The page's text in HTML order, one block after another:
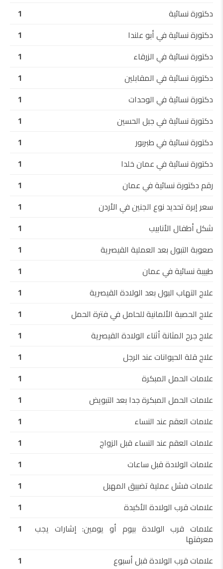
دكتورة نسائية
1
دكتورة نسائية في أبو علندا
1
دكتورة نسائية في الزرقاء
1
دكتورة نسائية في المقابلين
1
دكتورة نسائية في الوحدات
1
دكتورة نسائية في جبل الحسين
1
دكتورة نسائية في طبربور
1
دكتورة نسائية في عمان خلدا
1
رقم دكتورة نسائية في عمان
1
سعر إبرة تحديد نوع الجنين في الأردن
1
شكل أطفال الأنابيب
1
صعوبة التبول بعد العملية القيصرية
1
طبيبة نسائية في عمان
1
علاج التهاب البول بعد الولادة القيصرية
1
علاج الحصبة الألمانية للحامل في فترة الحمل
1
علاج جرح المثانة أثناء الولادة القيصرية
1
علاج قلة الحيوانات عند الرجل
1
علامات الحمل المبكرة
1
علامات الحمل المبكرة جدا بعد التبويض
1
علامات العقم عند النساء
1
علامات العقم عند النساء قبل الزواج
1
علامات الولادة قبل ساعات
1
علامات فشل عملية تضييق المهبل
1
علامات قرب الولادة الأكيدة
1
علامات قرب الولادة بيوم أو يومين: إشارات يجب
معرفتها
1
علامات قرب الولادة قبل أسبوع 1